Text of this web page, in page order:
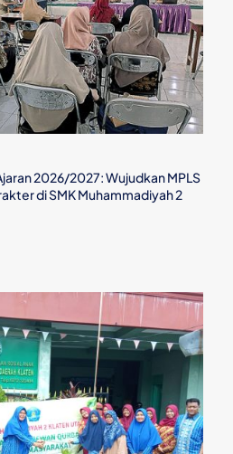
2026/2027: Wujudkan MPLS
di SMK Muhammadiyah 2